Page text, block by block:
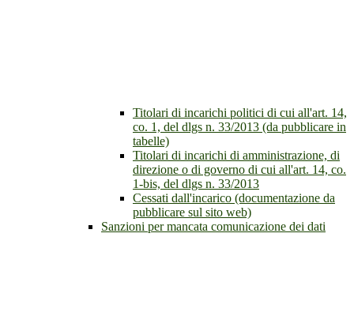
Titolari di incarichi politici di cui all'art. 14,
co. 1, del dlgs n. 33/2013 (da pubblicare in
tabelle)
Titolari di incarichi di amministrazione, di
direzione o di governo di cui all'art. 14, co.
1-bis, del dlgs n. 33/2013
Cessati dall'incarico (documentazione da
pubblicare sul sito web)
Sanzioni per mancata comunicazione dei dati